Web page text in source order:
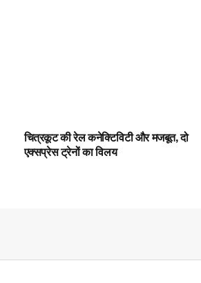
चित्रकूट की रेल कनेक्टिविटी और मजबूत, दो
एक्सप्रेस ट्रेनों का विलय